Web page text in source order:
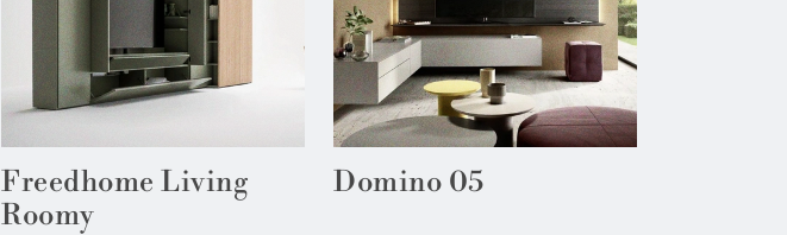
Freedhome Living
Roomy
Domino 05